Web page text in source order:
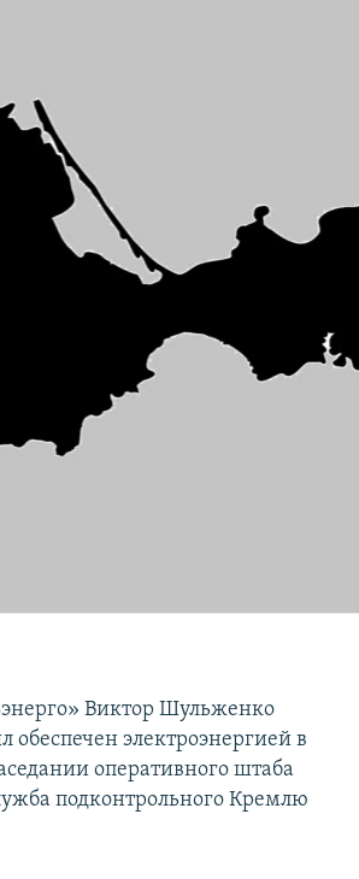
Виктор Шульженко
обеспечен электроэнергией в
оперативного штаба
подконтрольного Кремлю